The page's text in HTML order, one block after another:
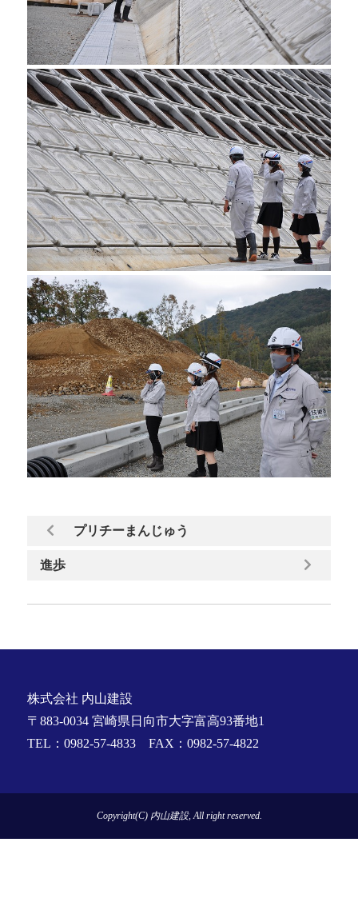
プリチーまんじゅう
進歩
株式会社 内山建設
〒883-0034 宮崎県日向市大字富高93番地1
TEL：0982-57-4833 FAX：0982-57-4822
Copyright(C) 内山建設, All right reserved.